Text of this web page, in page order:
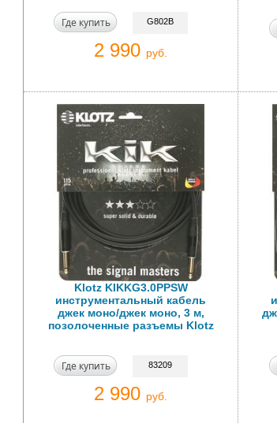
Где купить G802B
2 990 руб.
Klotz KIKKG3.0PPSW
инструментальный кабель
джек моно/джек моно, 3 м,
позолоченные разъемы Klotz
Где купить 83209
2 990 руб.